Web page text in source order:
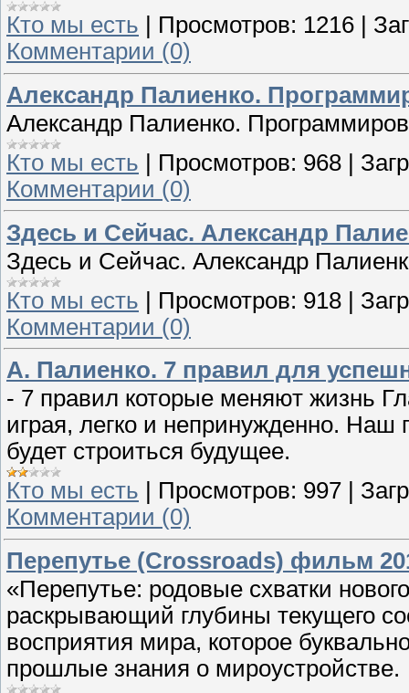
Кто мы есть
Просмотров: 1216
Комментарии (0)
Александр Палиенко.
Александр Палиенко.
Кто мы есть
Просмотров: 968
Комментарии (0)
Здесь и Сейчас. Александр
Здесь и Сейчас. Александр
Кто мы есть | Просмотров: 918 |
Комментарии (0)
А. Палиенко. 7 правил для
- 7 правил которые меняют жизнь
играя, легко и непринужденно. Наш
будет строиться будущее.
Кто мы есть
Просмотров: 997
Комментарии (0)
Перепутье (Crossroads) фильм
«Перепутье: родовые схватки
раскрывающий глубины текущего
восприятия мира, которое
прошлые знания о мироустройстве.